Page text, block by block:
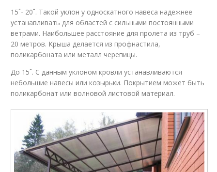
металлопрофиля
трубы
Навес из
Деревянный навес Навес из дерева
15˚- 20˚. Такой уклон у односкатного навеса надежнее
устанавливать для областей с сильными постоянными
ветрами. Наибольшее расстояние для пролета из труб –
20 метров. Крыша делается из профнастила,
поликарбоната или металл черепицы.
До 15˚. С данным уклоном кровли устанавливаются
небольшие навесы или козырьки. Покрытием может быть
поликарбонат или волновой листовой материал.